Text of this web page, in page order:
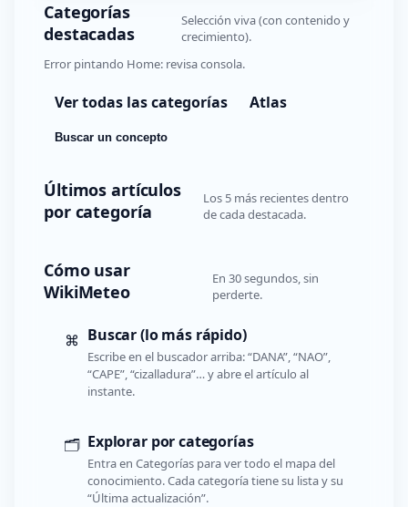
Categorías
destacadas
Selección viva (con contenido y
crecimiento).
Error pintando Home: revisa consola.
Ver todas las categorías Atlas
Buscar un concepto
Últimos artículos
por categoría
Los 5 más recientes dentro
de cada destacada.
Cómo usar
WikiMeteo
En 30 segundos, sin
perderte.
⌘ Buscar (lo más rápido)
Escribe en el buscador arriba: “DANA”, “NAO”,
“CAPE”, “cizalladura”… y abre el artículo al
instante.
🗂️ Explorar por categorías
Entra en Categorías para ver todo el mapa del
conocimiento. Cada categoría tiene su lista y su
“Última actualización”.